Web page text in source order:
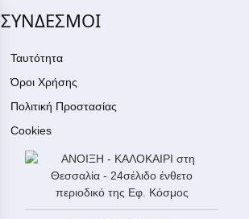
ΣΥΝΔΕΣΜΟΙ
Ταυτότητα
Όροι Χρήσης
Πολιτική Προστασίας
Cookies